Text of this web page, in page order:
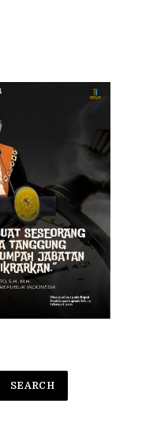
SEARCH